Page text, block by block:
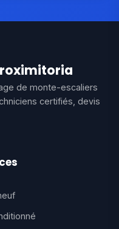
de monte-escaliers
certifiés, devis